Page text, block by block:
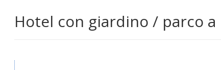
Hotel con giardino / parco a